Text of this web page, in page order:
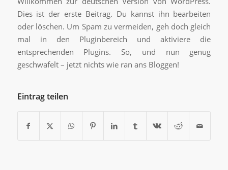
Dies ist der erste Beitrag. Du kannst ihn bearbeiten
oder löschen. Um Spam zu vermeiden, geh doch gleich
mal in den Pluginbereich und aktiviere die
entsprechenden Plugins. So, und nun genug
geschwafelt – jetzt nichts wie ran ans Bloggen!
Eintrag teilen